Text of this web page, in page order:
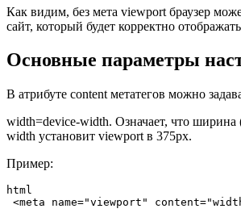
Как видим, без мета viewport браузер
сайт, который будет корректно
Основные параметры
В атрибуте content метатегов можно
width=device-width. Означает, что ширина
width установит viewport в 375px.
Пример:
html
<meta name="viewport"